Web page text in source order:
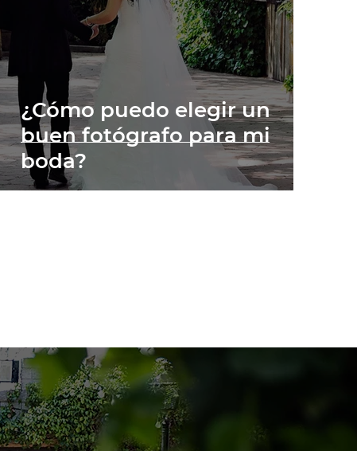
¿Cómo puedo elegir un
buen fotógrafo para mi
boda?